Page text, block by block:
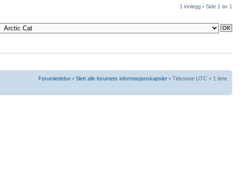
1 innlegg • Side 1 av 1
Forumledelse • Slett alle forumets informasjonskapsler • Tidssone UTC + 1 time